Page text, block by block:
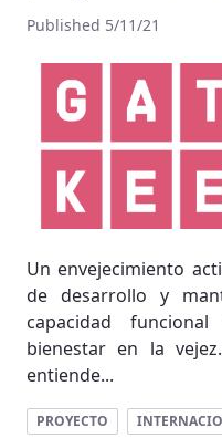
Published 5/11/21
Un envejecimiento
de desarrollo y
capacidad
bienestar en la
entiende...
PROYECTO